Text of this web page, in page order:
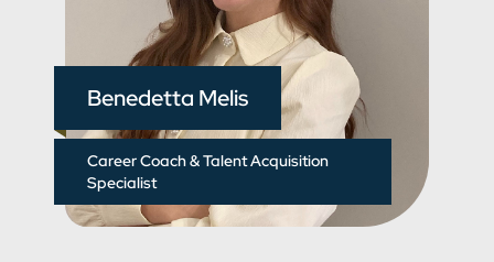
Benedetta Melis
Career Coach & Talent Acquisition
Specialist